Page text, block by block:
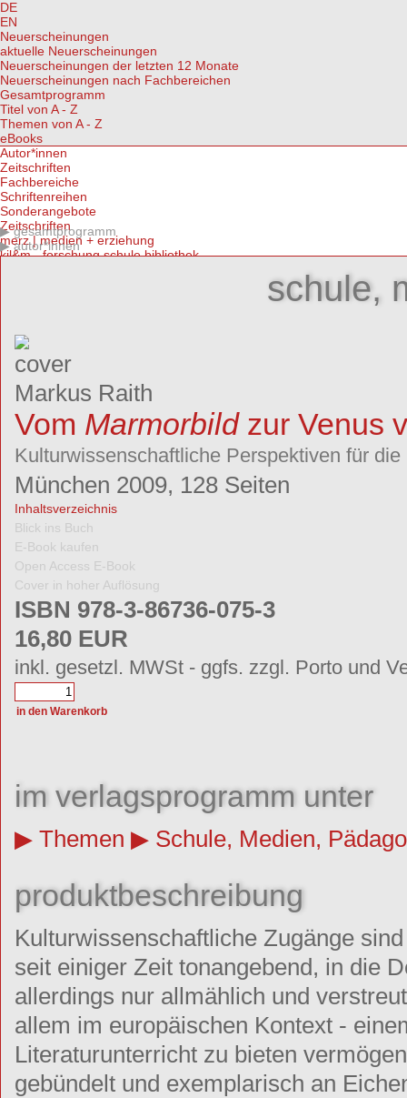
DE
EN
Neuerscheinungen
aktuelle Neuerscheinungen
Neuerscheinungen der letzten 12 Monate
Neuerscheinungen nach Fachbereichen
Gesamtprogramm
Titel von A - Z
Themen von A - Z
eBooks
Autor*innen
Zeitschriften
Fachbereiche
Schriftenreihen
Sonderangebote
Zeitschriften
merz | medien + erziehung
kjl&m - forschung.schule.bibliothek
Fachbereich kultur/pädagogik
Themen von A-Z
eBooks
eBooks kaufen
Open Access eBooks
autor*innen
Service
Leser*innen
Buchhandel
Anzeigenkund*innen
Bestellmöglichkeiten
Externe Links
Newsletter abonnieren/k
Produktsicherheitsverordnung
gesamtprogramm
autor*innen
schule,
Markus Raith
Vom Marmorbildzur Venus
Kulturwissenschaftliche Perspektiven für
München 2009, 128 Seiten
Inhaltsverzeichnis
Blick ins Buch
E-Book kaufen
Open Access E-Book
Cover in hoher Auflösung
ISBN 978-3-86736-075-3
16,80 EUR
inkl. gesetzl. MWSt - ggfs. zzgl. Porto und
im verlagsprogramm unter
Themen Schule, Medien,
produktbeschreibung
Kulturwissenschaftliche Zugänge
seit einiger Zeit tonangebend, in die
allerdings nur allmählich und
allem im europäischen Kontext -
Literaturunterricht zu bieten
gebündelt und exemplarisch an